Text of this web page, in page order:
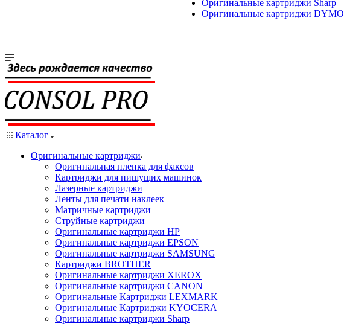
Оригинальные картриджи Sharp
Оригинальные картриджи DYMO
Каталог
Оригинальные картриджи
Оригинальная пленка для факсов
Картриджи для пишущих машинок
Лазерные картриджи
Ленты для печати наклеек
Матричные картриджи
Струйные картриджи
Оригинальные картриджи HP
Оригинальные картриджи EPSON
Оригинальные картриджи SAMSUNG
Картриджи BROTHER
Оригинальные картриджи XEROX
Оригинальные картриджи CANON
Оригинальные Картриджи LEXMARK
Оригинальные Картриджи KYOCERA
Оригинальные картриджи Sharp